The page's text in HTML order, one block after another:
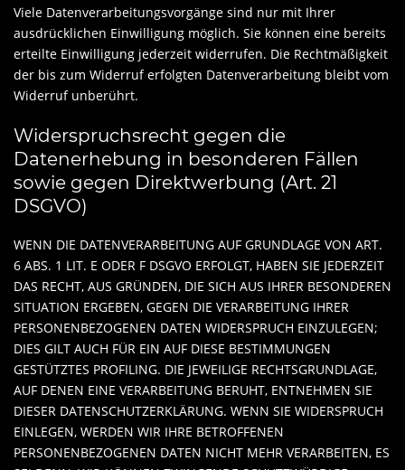
Viele Datenverarbeitungsvorgänge sind nur mit Ihrer
ausdrücklichen Einwilligung möglich. Sie können eine bereits
erteilte Einwilligung jederzeit widerrufen. Die Rechtmäßigkeit
der bis zum Widerruf erfolgten Datenverarbeitung bleibt vom
Widerruf unberührt.
Widerspruchsrecht gegen die
Datenerhebung in besonderen Fällen
sowie gegen Direktwerbung (Art. 21
DSGVO)
WENN DIE DATENVERARBEITUNG AUF GRUNDLAGE VON ART.
6 ABS. 1 LIT. E ODER F DSGVO ERFOLGT, HABEN SIE JEDERZEIT
DAS RECHT, AUS GRÜNDEN, DIE SICH AUS IHRER BESONDEREN
SITUATION ERGEBEN, GEGEN DIE VERARBEITUNG IHRER
PERSONENBEZOGENEN DATEN WIDERSPRUCH EINZULEGEN;
DIES GILT AUCH FÜR EIN AUF DIESE BESTIMMUNGEN
GESTÜTZTES PROFILING. DIE JEWEILIGE RECHTSGRUNDLAGE,
AUF DENEN EINE VERARBEITUNG BERUHT, ENTNEHMEN SIE
DIESER DATENSCHUTZERKLÄRUNG. WENN SIE WIDERSPRUCH
EINLEGEN, WERDEN WIR IHRE BETROFFENEN
PERSONENBEZOGENEN DATEN NICHT MEHR VERARBEITEN, ES